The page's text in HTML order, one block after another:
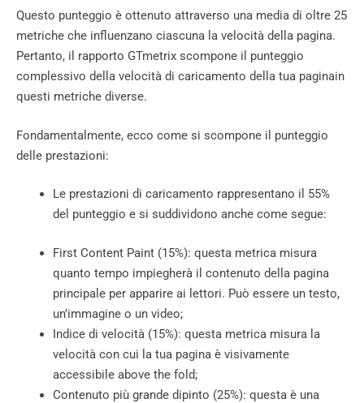
Questo punteggio è ottenuto attraverso una media di oltre 25
metriche che influenzano ciascuna la velocità della pagina.
Pertanto, il rapporto GTmetrix scompone il punteggio
complessivo della velocità di caricamento della tua paginain
questi metriche diverse.
Fondamentalmente, ecco come si scompone il punteggio
delle prestazioni:
Le prestazioni di caricamento rappresentano il 55%
del punteggio e si suddividono anche come segue:
First Content Paint (15%): questa metrica misura
quanto tempo impiegherà il contenuto della pagina
principale per apparire ai lettori. Può essere un testo,
un’immagine o un video;
Indice di velocità (15%): questa metrica misura la
velocità con cui la tua pagina è visivamente
accessibile above the fold;
Contenuto più grande dipinto (25%): questa è una